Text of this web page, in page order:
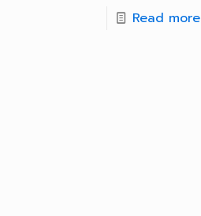
Read more